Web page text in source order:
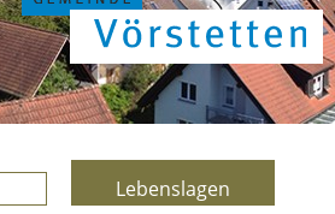
Lebenslagen